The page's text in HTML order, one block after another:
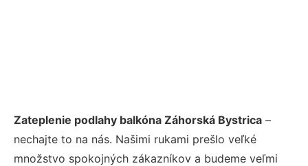
Zateplenie podlahy balkóna Záhorská Bystrica –
nechajte to na nás. Našimi rukami prešlo veľké
množstvo spokojných zákazníkov a budeme veľmi